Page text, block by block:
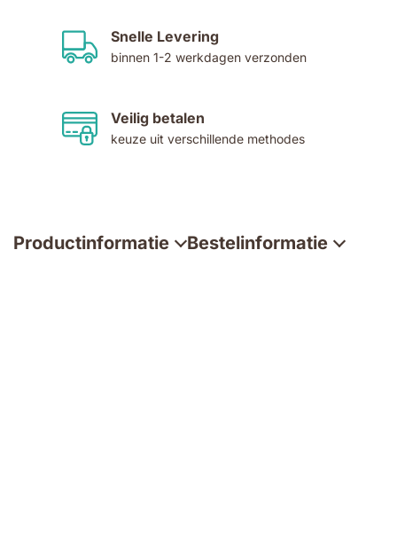
Snelle Levering
binnen 1-2 werkdagen verzonden
Veilig betalen
keuze uit verschillende methodes
Productinformatie Bestelinformatie